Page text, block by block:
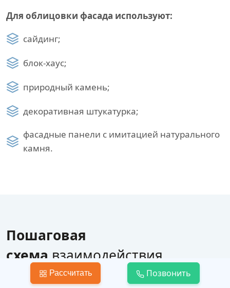
Для облицовки фасада используют:
сайдинг;
блок-хаус;
природный камень;
декоративная штукатурка;
фасадные панели с имитацией натурального
камня.
Пошаговая
схема взаимодействия
по строительству дома
Рассчитать Позвонить